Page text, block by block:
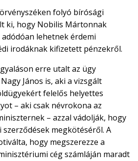
folyó bírósági
ki, hogy Nobilis Mártonnak
lehetnek érdemi
irodáknak kifizetett pénzekről.
erre utalt az ügy
János is, aki a vizsgált
felelős helyettes
– aki csak névrokona az
– azzal vádolják, hogy
megkötéséről. A
hogy megszerezze a
cég számláján maradt